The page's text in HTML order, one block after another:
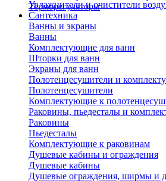
Терморегуляторы
Увлажнители и очистители
Сантехника
Ванны и экраны
Ванны
Комплектующие для ванн
Шторки для ванн
Экраны для ванн
Полотенцесушители и
Полотенцесушители
Комплектующие к
Раковины, пьедесталы и
Раковины
Пьедесталы
Комплектующие к раковинам
Душевые кабины и ограждения
Душевые кабины
Душевые ограждения, ширмы и